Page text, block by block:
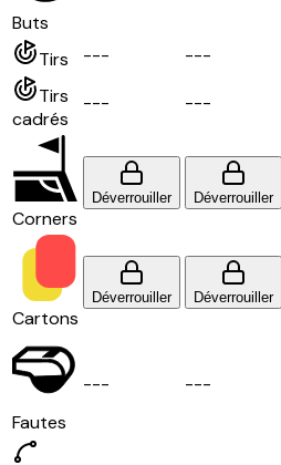
Buts
Tirs --- ---
Tirs
cadrés
--- ---
Corners
Déverrouiller Déverrouiller
Cartons
Déverrouiller Déverrouiller
Fautes
--- ---